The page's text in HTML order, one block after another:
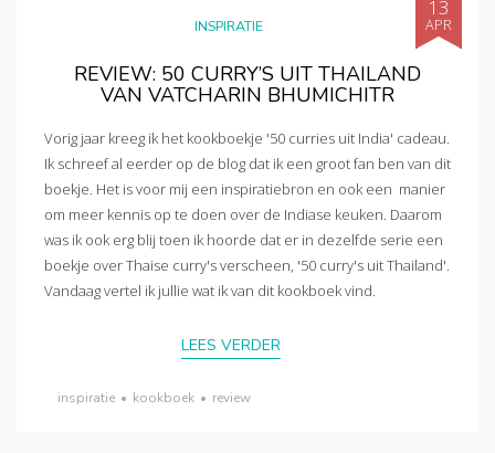
INSPIRATIE
13
APR
REVIEW: 50 CURRY’S UIT THAILAND
VAN VATCHARIN BHUMICHITR
Vorig jaar kreeg ik het kookboekje '50 curries uit India' cadeau.
Ik schreef al eerder op de blog dat ik een groot fan ben van dit
boekje. Het is voor mij een inspiratiebron en ook een manier
om meer kennis op te doen over de Indiase keuken. Daarom
was ik ook erg blij toen ik hoorde dat er in dezelfde serie een
boekje over Thaise curry's verscheen, '50 curry's uit Thailand'.
Vandaag vertel ik jullie wat ik van dit kookboek vind.
LEES VERDER
inspiratie • kookboek • review